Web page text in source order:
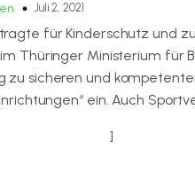
Juli 2, 2021
für Kinderschutz und
Thüringer Ministerium für
zu sicheren und
ein. Auch
LSB Thüringen ]